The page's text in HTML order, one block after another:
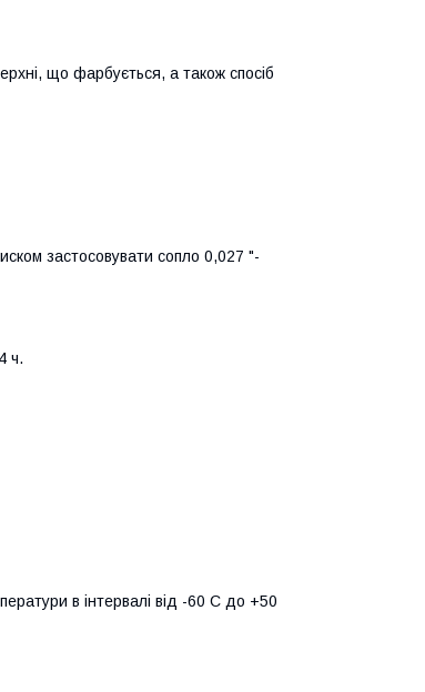
що фарбується, а також спосіб
застосовувати сопло 0,027 "-
ч.
в інтервалі від -60 C до +50